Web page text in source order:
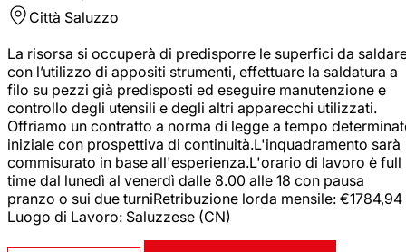
Città Saluzzo
La risorsa si occuperà di predisporre le superfici da
con l’utilizzo di appositi strumenti, effettuare la saldatura a
filo su pezzi già predisposti ed eseguire manutenzione e
controllo degli utensili e degli altri apparecchi utilizzati.
Offriamo un contratto a norma di legge a tempo
iniziale con prospettiva di continuità.L'inquadramento sarà
commisurato in base all'esperienza.L'orario di lavoro è full
time dal lunedì al venerdì dalle 8.00 alle 18 con pausa
pranzo o sui due turniRetribuzione lorda mensile: €1784,94
Luogo di Lavoro: Saluzzese (CN)